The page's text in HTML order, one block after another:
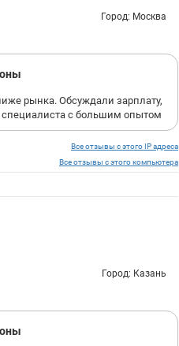
Город: Москва
рынка. Обсуждали зарплату,
с большим опытом
Все отзывы с этого IP адреса
Все отзывы с этого компьютера
Город: Казань